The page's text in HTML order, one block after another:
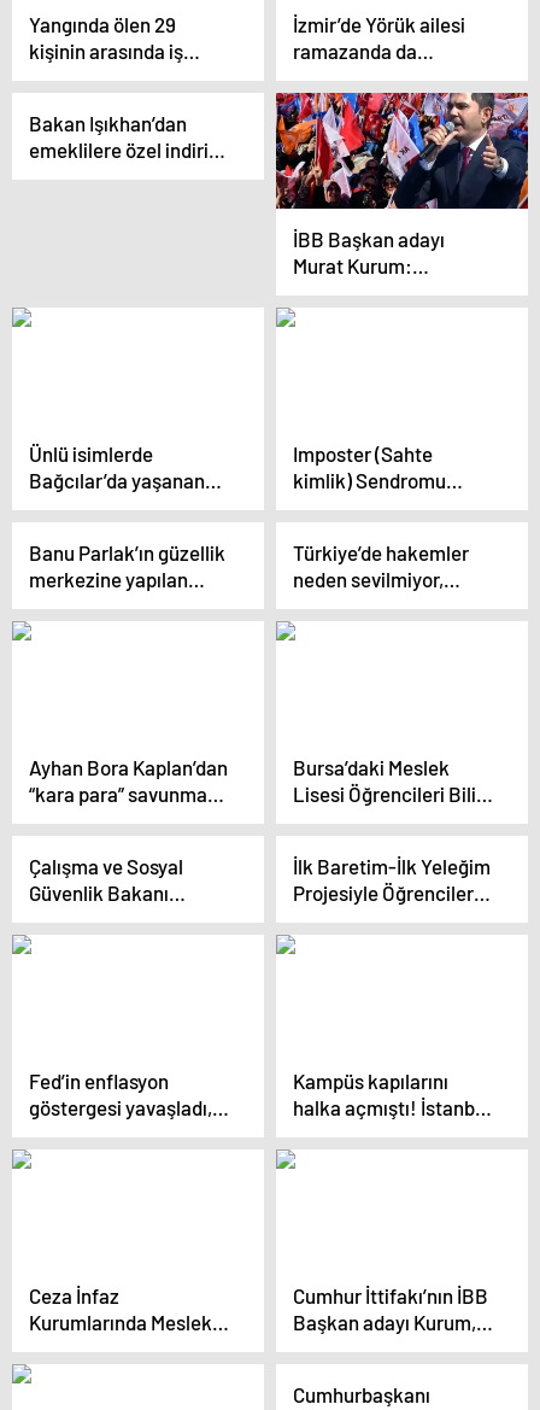
Yangında ölen 29
kişinin arasında iş
görüşmesine gelen DJ
İzmir’de Yörük ailesi
ramazanda da
hayvanlarıyla
ilgileniyor
Bakan Işıkhan’dan
emeklilere özel indirim
ve kampanya müjdesi
İBB Başkan adayı
Murat Kurum:
İstanbul’a gerçek
belediyecilik geri
Ünlü isimlerde
Bağcılar’da yaşanan
sucu skandalına öfke
Imposter (Sahte
kimlik) Sendromu
nedir? Üstesinden
Banu Parlak’ın güzellik
merkezine yapılan
silahlı saldırıların
davasında ifadeler
Türkiye’de hakemler
neden sevilmiyor,
hakem tartışmaları
niçin bitmiyor?
Ayhan Bora Kaplan’dan
“kara para” savunması:
Mal varlığımdaki artışın
Bursa’daki Meslek
Lisesi Öğrencileri Bilim
Kurgu Filmlerindeki
Öğreniyor
Çalışma ve Sosyal
Güvenlik Bakanı
Işıkhan: CHP nedeniyle
kamu görevlilerinin
İlk Baretim-İlk Yeleğim
Projesiyle Öğrencilere
Yelek ve Baret Teslim
Edildi
Fed’in enflasyon
göstergesi yavaşladı,
risk iştahı arttı
Kampüs kapılarını
halka açmıştı! İstanbul
Üniversitesi Rektörü
tartışma yaratan
Ceza İnfaz
Kurumlarında Mesleki
Eğitim Merkezleri
Hükümlülere Belge
Cumhur İttifakı’nın İBB
Başkan adayı Kurum,
canlı yayında konuştu
Cumhurbaşkanı